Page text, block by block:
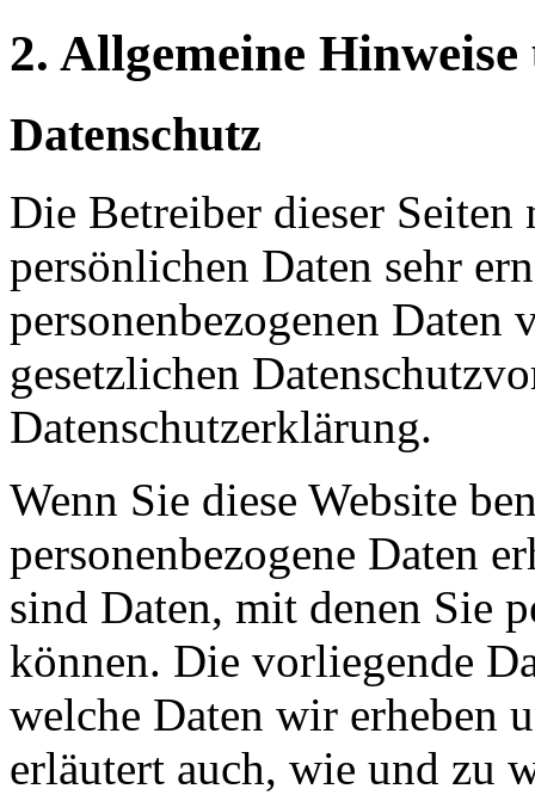
2. Allgemeine
Datenschutz
Die Betreiber dieser Seiten
persönlichen Daten sehr
personenbezogenen Daten
gesetzlichen
Datenschutzerklärung.
Wenn Sie diese Website
personenbezogene Daten
sind Daten, mit denen Sie
können. Die vorliegende
welche Daten wir erheben
erläutert auch, wie und zu